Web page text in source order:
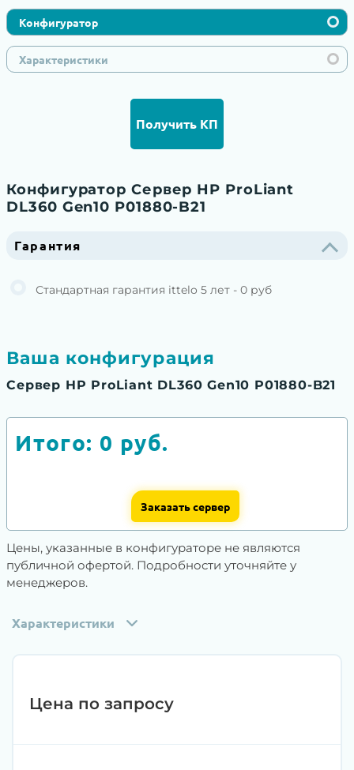
Конфигуратор
Характеристики
Получить КП
Конфигуратор Сервер HP ProLiant
DL360 Gen10 P01880-B21
Гарантия
Стандартная гарантия ittelo 5 лет - 0 руб
Ваша конфигурация
Сервер HP ProLiant DL360 Gen10 P01880-B21
Итого: 0 руб.
Заказать сервер
Цены, указанные в конфигураторе не являются
публичной офертой. Подробности уточняйте у
менеджеров.
Характеристики
Цена по запросу